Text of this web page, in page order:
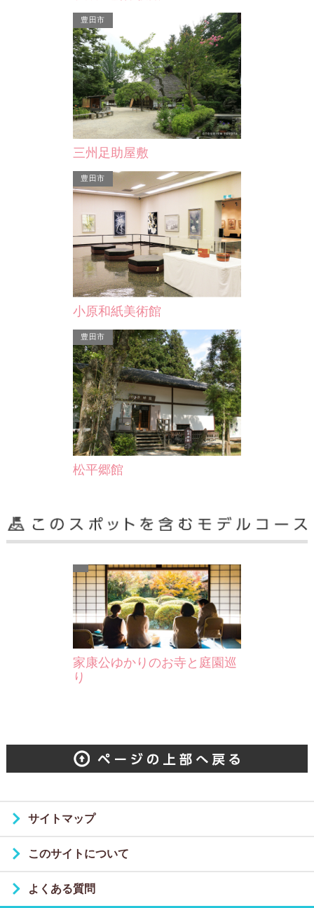
碧南市
観音寺（大竹観音）
いで評判。 先代大竹常三郎は日露戦
争出征時、家に代々伝わ…
碧南市
清浄院
えられる墓徳川
一つ本山は知恩
豊田市
三州足助屋敷
豊田市
小原和紙美術館
豊田市
松平郷館
家康公ゆかりのお寺と庭園巡
り
サイトマップ
このサイトについて
よくある質問